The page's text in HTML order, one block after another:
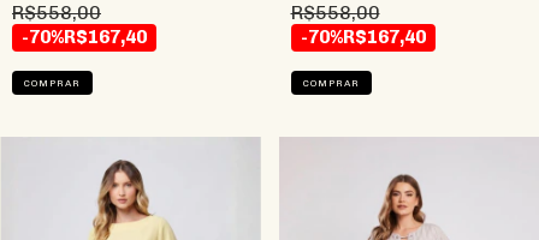
R$558,00
-70%R$167,40
COMPRAR
R$558,00
-70%R$167,40
COMPRAR